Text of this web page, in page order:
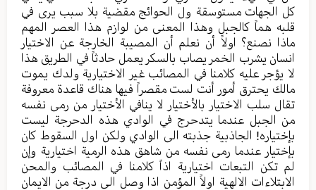
کل الجهات مستوسقة ول الحوائج مقضیة بلا سبب يرى في
قلبه هماً کالجبل وهذا المعنی من لوازم هذا العصر المهم
ماذا نصنع؟ اولاً أن نعلم أن المصیبة الخارجة عن الاختیار
انسان یشرب الخمر یصاب بالسکر یعمل حادثاً في الطریق هذا
لا یؤجر علیه کلامنا في المصائب غیر الاختیاریة ولدك یموت
مالك یحترق أمور أنت لست مقصراً فیها هناك قاعدة معروفة
تقال سلب الاختیار بالأختیار لا ینافي الأختیار من رمی نفسه
من الجبل عندما یتدحرج في الوادي هذه الدحرجة لیست
بإختیاره! الجاذبیة جذبته الی الوادي ولکن اول السقوط کان
بإختیار عندما رمی نفسه من شاهق هذه الرمیة اختیاریة وإن
لم تکن التبعات اختیاریة اذاً کلامنا في المصائب والمحن
الابتلاءات الالهیة اولاً المؤمن اذا وصل الی درجة من الایمان